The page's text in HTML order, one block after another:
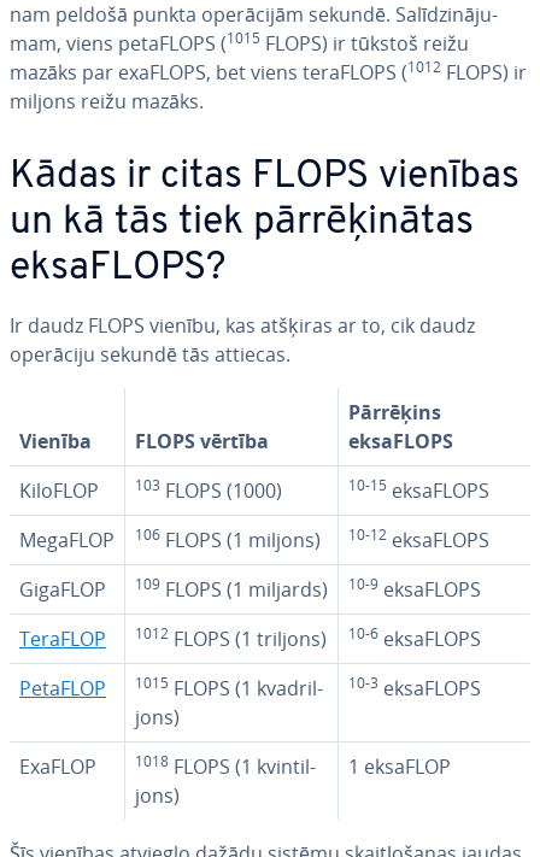
nam peldošā punkta ope­rā­ci­jām sekundē. Sa­lī­dzi­nā­ju­
mam, viens petaFLOPS (1015 FLOPS) ir tūkstoš reižu
mazāks par exaFLOPS, bet viens teraFLOPS (1012 FLOPS) ir
miljons reižu mazāks.
Kādas ir citas FLOPS vienības
un kā tās tiek pār­rē­ķi­nā­tas
eksaFLOPS?
Ir daudz FLOPS vienību, kas atšķiras ar to, cik daudz
operāciju sekundē tās attiecas.
Vienība FLOPS vērtība
Pārrēķins
eksaFLOPS
KiloFLOP
103 FLOPS (1000) 10-15 eksaFLOPS
MegaFLOP
106 FLOPS (1 miljons) 10-12 eksaFLOPS
GigaFLOP
109 FLOPS (1 miljards) 10-9 eksaFLOPS
TeraFLOP
1012 FLOPS (1 triljons) 10-6 eksaFLOPS
PetaFLOP
1015 FLOPS (1 kvad­ril­
jons)
10-3 eksaFLOPS
ExaFLOP 1018 FLOPS (1 kvin­til­
jons)
1 eksaFLOP